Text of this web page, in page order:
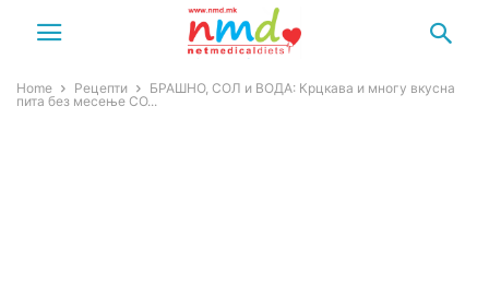
Home Рецепти
БРАШНО, СОЛ и ВОДА: Крцкава и многу вкусна
пита без месење СО...